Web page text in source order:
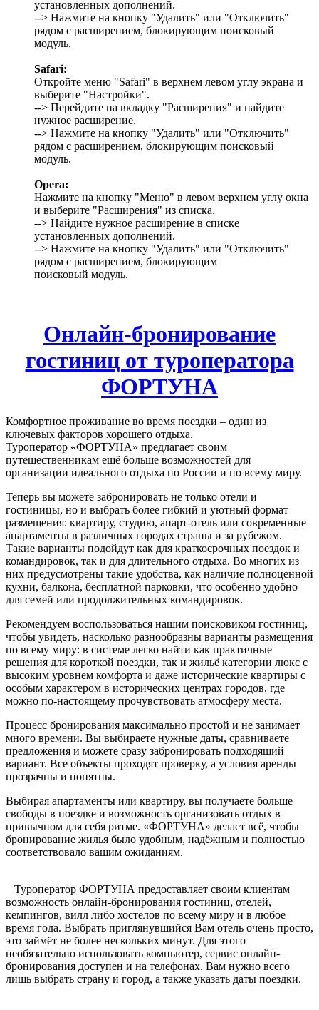
установленных дополнений.
--> Нажмите на кнопку "Удалить" или "Отключить"
рядом с расширением, блокирующим поисковый
модуль.
Safari:
Откройте меню "Safari" в верхнем левом углу экрана и
выберите "Настройки".
--> Перейдите на вкладку "Расширения" и найдите
нужное расширение.
--> Нажмите на кнопку "Удалить" или "Отключить"
рядом с расширением, блокирующим поисковый
модуль.
Opera:
Нажмите на кнопку "Меню" в левом верхнем углу окна
и выберите "Расширения" из списка.
--> Найдите нужное расширение в списке
установленных дополнений.
--> Нажмите на кнопку "Удалить" или "Отключить"
рядом с расширением, блокирующим
поисковый модуль.
Онлайн-бронирование
гостиниц от туроператора
ФОРТУНА
Комфортное проживание во время поездки – один из
ключевых факторов хорошего отдыха.
Туроператор «ФОРТУНА» предлагает своим
путешественникам ещё больше возможностей для
организации идеального отдыха по России и по всему миру.
Теперь вы можете забронировать не только отели и
гостиницы, но и выбрать более гибкий и уютный формат
размещения: квартиру, студию, апарт-отель или современные
апартаменты в различных городах страны и за рубежом.
Такие варианты подойдут как для краткосрочных поездок и
командировок, так и для длительного отдыха. Во многих из
них предусмотрены такие удобства, как наличие полноценной
кухни, балкона, бесплатной парковки, что особенно удобно
для семей или продолжительных командировок.
Рекомендуем воспользоваться нашим поисковиком гостиниц,
чтобы увидеть, насколько разнообразны варианты размещения
по всему миру: в системе легко найти как практичные
решения для короткой поездки, так и жильё категории люкс с
высоким уровнем комфорта и даже исторические квартиры с
особым характером в исторических центрах городов, где
можно по-настоящему прочувствовать атмосферу места.
Процесс бронирования максимально простой и не занимает
много времени. Вы выбираете нужные даты, сравниваете
предложения и можете сразу забронировать подходящий
вариант. Все объекты проходят проверку, а условия аренды
прозрачны и понятны.
Выбирая апартаменты или квартиру, вы получаете больше
свободы в поездке и возможность организовать отдых в
привычном для себя ритме. «ФОРТУНА» делает всё, чтобы
бронирование жилья было удобным, надёжным и полностью
соответствовало вашим ожиданиям.
Туроператор ФОРТУНА предоставляет своим клиентам
возможность онлайн-бронирования гостиниц, отелей,
кемпингов, вилл либо хостелов по всему миру и в любое
время года. Выбрать приглянувшийся Вам отель очень просто,
это займёт не более нескольких минут. Для этого
необязательно использовать компьютер, сервис онлайн-
бронирования доступен и на телефонах. Вам нужно всего
лишь выбрать страну и город, а также указать даты поездки.